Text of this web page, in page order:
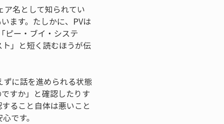
ア名として知られてい
ます。たしかに、PVは
ピー・ブイ・システ
」と短く読むほうが伝
に話を進められる状態
すか」と確認したりす
ること自体は悪いこと
です。